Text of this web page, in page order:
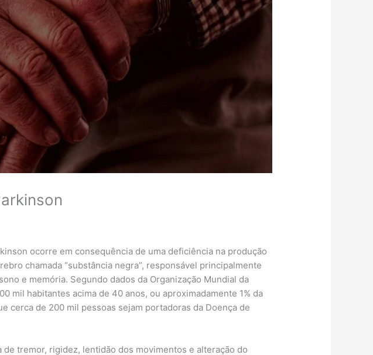
ocorre em consequência de uma deficiência na produção
chamada “substância negra”, responsável principalmente
e memória. Segundo dados da Organização Mundial da
mil habitantes acima de 40 anos, ou aproximadamente 1% da
cerca de 200 mil pessoas sejam portadoras da Doença de
tremor, rigidez, lentidão dos movimentos e alteração do